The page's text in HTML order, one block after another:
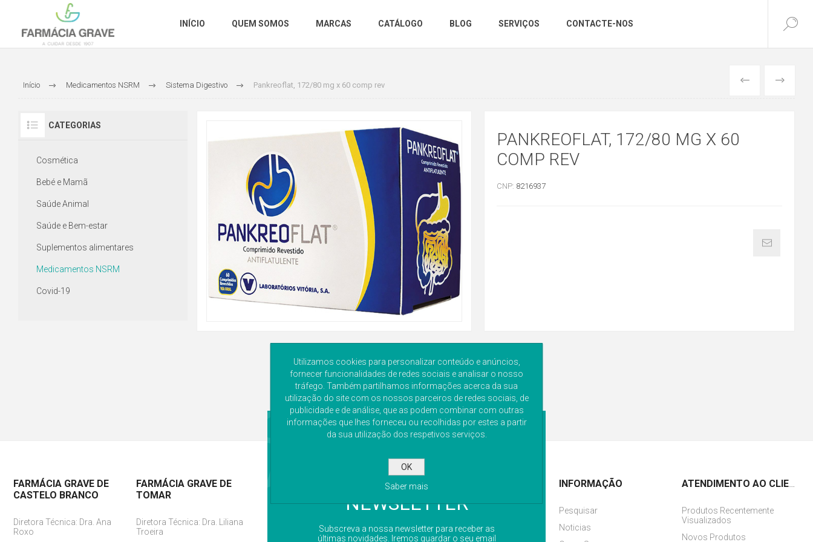
INÍCIO QUEM SOMOS MARCAS CATÁLOGO BLOG SERVIÇOS CONTACTE-NOS
Início Medicamentos NSRM Sistema Digestivo Pankreoflat, 172/80 mg x 60 comp rev ANTERIORSEGUINTE
CATEGORIAS
Cosmética
Bebé e Mamã
Saúde Animal
Saúde e Bem-estar
Suplementos alimentares
Medicamentos NSRM
Covid-19
PANKREOFLAT, 172/80 MG X 60
COMP REV
CNP: 8216937
NEWSLETTER
Subscreva a nossa newsletter para receber as
últimas novidades. Iremos guardar o seu email
FARMÁCIA GRAVE DE
CASTELO BRANCO
Diretora Técnica: Dra. Ana
Roxo
FARMÁCIA GRAVE DE
TOMAR
Diretora Técnica: Dra. Liliana
Troeira
INFORMAÇÃO
Pesquisar
Noticias
ATENDIMENTO AO CLIENTE
Produtos Recentemente
Visualizados
Novos Produtos
Utilizamos cookies para personalizar conteúdo e anúncios,
fornecer funcionalidades de redes sociais e analisar o nosso
tráfego. Também partilhamos informações acerca da sua
utilização do site com os nossos parceiros de redes sociais, de
publicidade e de análise, que as podem combinar com outras
informações que lhes forneceu ou recolhidas por estes a partir
da sua utilização dos respetivos serviços.
OK
Saber mais